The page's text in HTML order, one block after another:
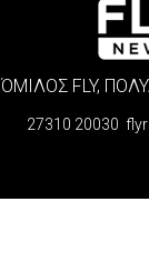
ΌΜΙΛΟΣ FLY,
27310 20030